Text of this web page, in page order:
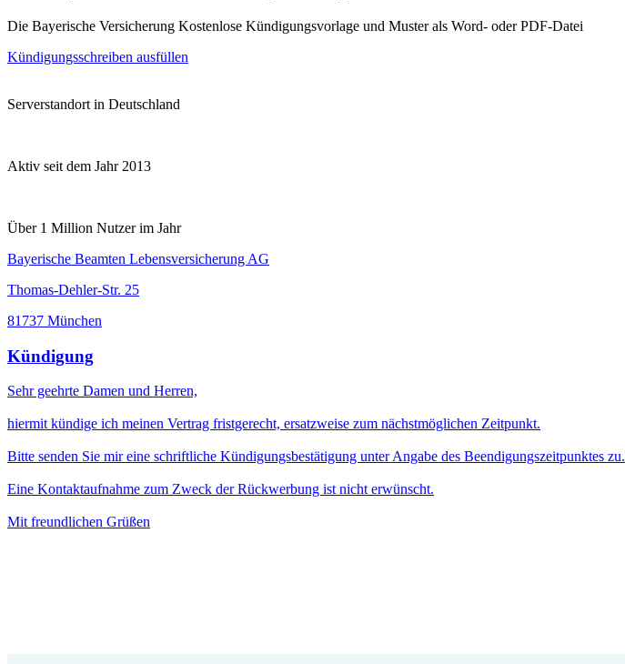
Die Bayerische Versicherung Kostenlose Kündigungsvorlage und Muster als Word- oder PDF-Datei
Kündigungsschreiben ausfüllen
Serverstandort in Deutschland
Aktiv seit dem Jahr 2013
Über 1 Million Nutzer im Jahr
Bayerische Beamten Lebensversicherung AG
Thomas-Dehler-Str. 25
81737 München
Kündigung
Sehr geehrte Damen und Herren,
hiermit kündige ich meinen Vertrag fristgerecht, ersatzweise zum nächstmöglichen Zeitpunkt.
Bitte senden Sie mir eine schriftliche Kündigungsbestätigung unter Angabe des Beendigungszeitpunktes zu.
Eine Kontaktaufnahme zum Zweck der Rückwerbung ist nicht erwünscht.
Mit freundlichen Grüßen